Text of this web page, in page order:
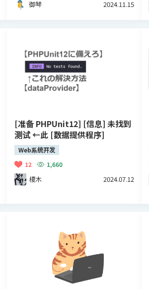
御琴 2024.11.15
[准备 PHPUnit12] [信息] 未找到
测试 ←此 [数据提供程序]
Web系统开发
12
1,660
榎木 2024.07.12